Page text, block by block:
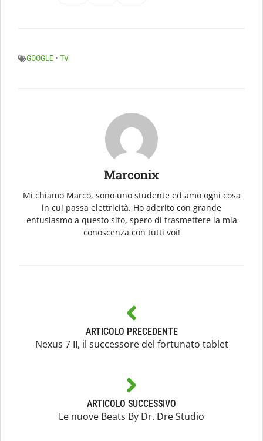
GOOGLE • TV
Marconix
Mi chiamo Marco, sono uno studente ed amo ogni cosa
in cui passa elettricità. Ho aderito con grande
entusiasmo a questo sito, spero di trasmettere la mia
conoscenza con tutti voi!
ARTICOLO PRECEDENTE
Nexus 7 II, il successore del fortunato tablet
ARTICOLO SUCCESSIVO
Le nuove Beats By Dr. Dre Studio